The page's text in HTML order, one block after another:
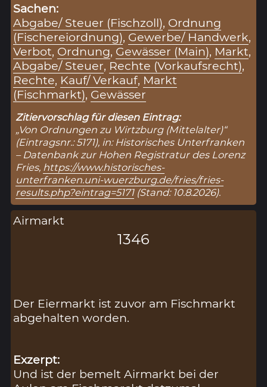
Sachen:
Abgabe/ Steuer (Fischzoll), Ordnung
(Fischereiordnung), Gewerbe/ Handwerk,
Verbot, Ordnung, Gewässer (Main), Markt,
Abgabe/ Steuer, Rechte (Vorkaufsrecht),
Rechte, Kauf/ Verkauf, Markt
(Fischmarkt), Gewässer
Zitiervorschlag für diesen Eintrag:
„Von Ordnungen zu Wirtzburg (Mittelalter)“
(Eintragsnr.: 5171), in: Historisches Unterfranken
– Datenbank zur Hohen Registratur des Lorenz
Fries, https://www.historisches-
unterfranken.uni-wuerzburg.de/fries/fries-
results.php?eintrag=5171(Stand: 10.8.2026).
Airmarkt
1346
Der Eiermarkt ist zuvor am Fischmarkt
abgehalten worden.
Exzerpt:
Und ist der bemelt Airmarkt bei der